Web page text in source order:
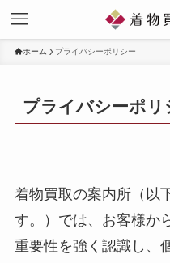
ホーム プライバシーポリシー
プライバシーポリ
着物買取の案内所（以
す。）では、お客様か
重要性を強く認識し、